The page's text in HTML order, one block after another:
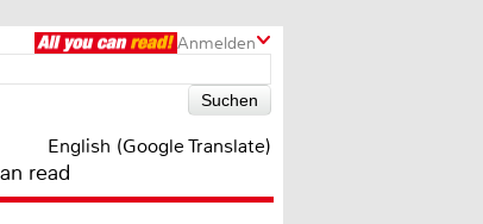
Anmelden
English (Google Translate)
read